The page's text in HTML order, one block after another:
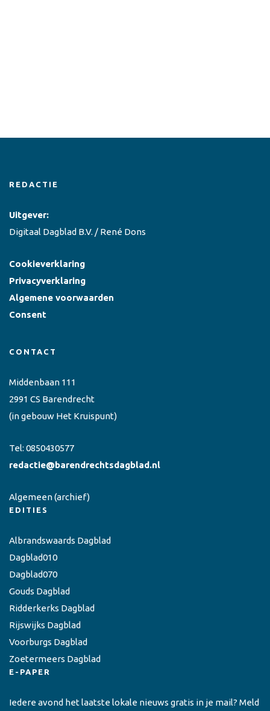
REDACTIE
Uitgever:
Digitaal Dagblad B.V. / René Dons
Cookieverklaring
Privacyverklaring
Algemene voorwaarden
Consent
CONTACT
Middenbaan 111
2991 CS Barendrecht
(in gebouw Het Kruispunt)
Tel: 0850430577
redactie@barendrechtsdagblad.nl
Algemeen(archief)
EDITIES
Albrandswaards Dagblad
Dagblad010
Dagblad070
Gouds Dagblad
Ridderkerks Dagblad
Rijswijks Dagblad
Voorburgs Dagblad
Zoetermeers Dagblad
E-PAPER
Iedere avond het laatste lokale nieuws gratis in je mail? Meld